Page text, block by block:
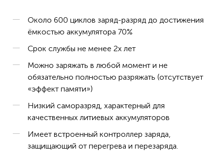
Около 600 циклов заряд-разряд до достижения
ёмкостью аккумулятора 70%
Срок службы не менее 2х лет
Можно заряжать в любой момент и не
обязательно полностью разряжать (отсутствует
«эффект памяти»)
Низкий саморазряд, характерный для
качественных литиевых аккумуляторов
Имеет встроенный контроллер заряда,
защищающий от перегрева и перезаряда.